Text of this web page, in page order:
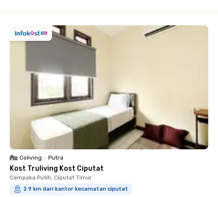
Coliving • Putra
Kost Truliving Kost Ciputat
Cempaka Putih, Ciputat Timur
2.9 km dari kantor kecamatan ciputat